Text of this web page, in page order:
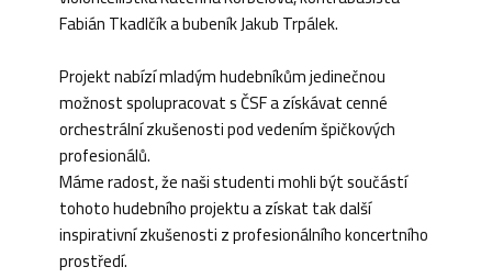
Fabián Tkadlčík a bubeník Jakub Trpálek.
Projekt nabízí mladým hudebníkům jedinečnou
možnost spolupracovat s ČSF a získávat cenné
orchestrální zkušenosti pod vedením špičkových
profesionálů.
Máme radost, že naši studenti mohli být součástí
tohoto hudebního projektu a získat tak další
inspirativní zkušenosti z profesionálního koncertního
prostředí.